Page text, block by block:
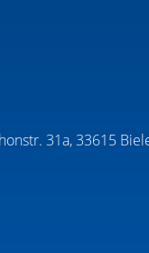
31a, 33615